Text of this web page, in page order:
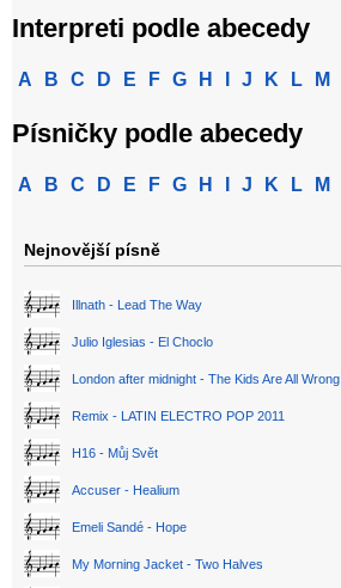
Interpreti podle abecedy
A B C D E F G H J K L M
Písničky podle abecedy
A B C D E F G H J K L M
Nejnovější písně
Illnath - Lead The Way
Julio Iglesias - El Choclo
London after midnight - The Kids Are All Wrong
Remix - LATIN ELECTRO POP 2011
H16 - Můj Svět
Accuser - Healium
Emeli Sandé - Hope
My Morning Jacket - Two Halves